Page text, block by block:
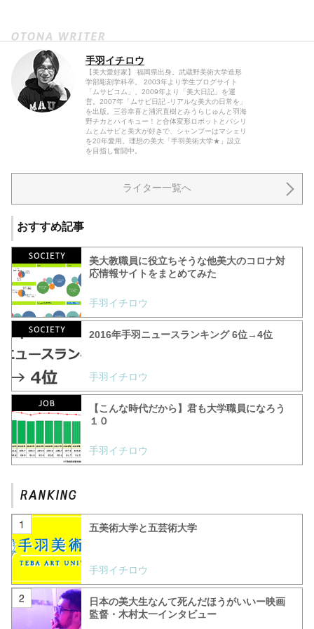
手羽イチロウ
【美大愛好家】 福岡県出身。武蔵野美術大学造形
学部彫刻学科卒。 2003年より学生ブログサイト
「ムサビコム」、2009年より「美大日記」を運
営。2007年「ムサビ日記 -リアルな美大の日常を」
を出版。三谷幸喜と浦沢直樹とみうらじゅんと羽海
野チカとハイキュー！と合体変形ロボットとパシリ
ムとムサビと美大が好きで、シャンプーはマシェリ
を20年愛用。理想の美大「手羽美術大学★」設立
を目指し奮闘中。
ライター一覧へ
おすすめ記事
美大教職員に役立ちそうな他美大のコロナ対
応情報サイトをまとめてみた
手羽イチロウ
2016年手羽ニュースランキング 6位→4位
手羽イチロウ
【こんな時代だから】君も大学職員になろう
１０
手羽イチロウ
五美術大学と五芸術大学
手羽イチロウ
日本の美大生なんて死んだほうがいいー映画
監督・木村太一インタビュー